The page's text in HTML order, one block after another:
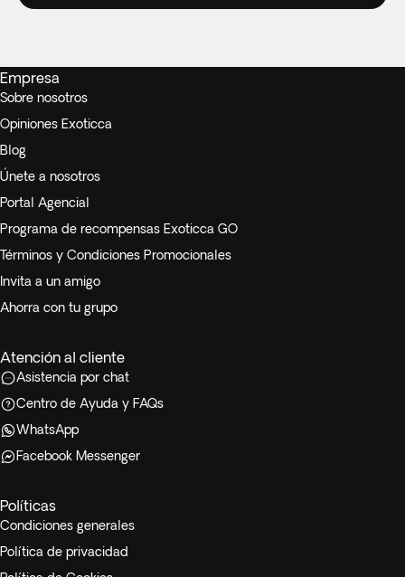
Empresa
Sobre nosotros
Opiniones Exoticca
Blog
Únete a nosotros
Portal Agencial
Programa de recompensas Exoticca GO
Términos y Condiciones Promocionales
Invita a un amigo
Ahorra con tu grupo
Atención al cliente
Asistencia por chat
Centro de Ayuda y FAQs
WhatsApp
Facebook Messenger
Políticas
Condiciones generales
Política de privacidad